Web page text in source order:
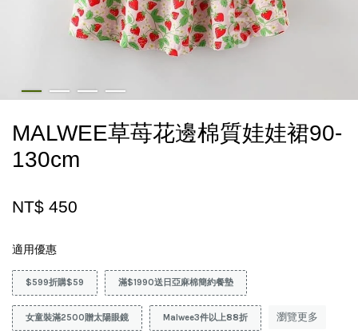
MALWEE草苺花邊棉質娃娃裙90-
130cm
NT$ 450
適用優惠
$599折購$59 滿$1990送日亞麻棉簡約餐墊
女童裝滿2500贈太陽眼鏡 Malwee3件以上88折 瀏覽更多